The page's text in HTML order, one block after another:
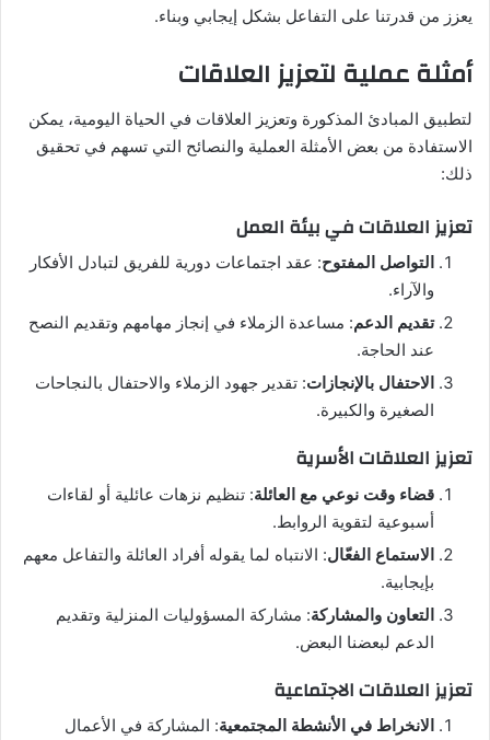
يعزز من قدرتنا على التفاعل بشكل إيجابي وبناء.
أمثلة عملية لتعزيز العلاقات
لتطبيق المبادئ المذكورة وتعزيز العلاقات في الحياة اليومية، يمكن
الاستفادة من بعض الأمثلة العملية والنصائح التي تسهم في تحقيق
ذلك:
تعزيز العلاقات في بيئة العمل
التواصل المفتوح: عقد اجتماعات دورية للفريق لتبادل الأفكار
والآراء.
تقديم الدعم: مساعدة الزملاء في إنجاز مهامهم وتقديم النصح
عند الحاجة.
الاحتفال بالإنجازات: تقدير جهود الزملاء والاحتفال بالنجاحات
الصغيرة والكبيرة.
تعزيز العلاقات الأسرية
قضاء وقت نوعي مع العائلة: تنظيم نزهات عائلية أو لقاءات
أسبوعية لتقوية الروابط.
الاستماع الفعّال: الانتباه لما يقوله أفراد العائلة والتفاعل معهم
بإيجابية.
التعاون والمشاركة: مشاركة المسؤوليات المنزلية وتقديم
الدعم لبعضنا البعض.
تعزيز العلاقات الاجتماعية
الانخراط في الأنشطة المجتمعية: المشاركة في الأعمال